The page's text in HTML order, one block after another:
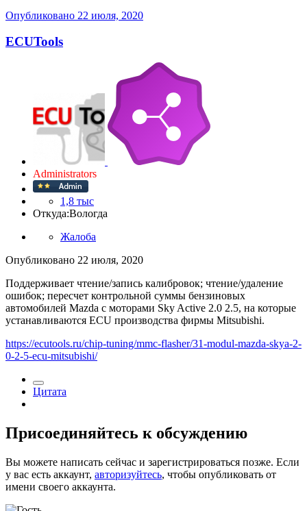
Опубликовано 22 июля, 2020
ECUTools
Administrators
1,8 тыс
Откуда:Вологда
Жалоба
Опубликовано 22 июля, 2020
Поддерживает чтение/запись калибровок; чтение/удаление
ошибок; пересчет контрольной суммы бензиновых
автомобилей Mazda c моторами Sky Active 2.0 2.5, на которые
устанавливаются ECU производства фирмы Mitsubishi.
https://ecutools.ru/chip-tuning/mmc-flasher/31-modul-mazda-skya-2-
0-2-5-ecu-mitsubishi/
Цитата
Присоединяйтесь к обсуждению
Вы можете написать сейчас и зарегистрироваться позже. Если
у вас есть аккаунт, авторизуйтесь, чтобы опубликовать от
имени своего аккаунта.